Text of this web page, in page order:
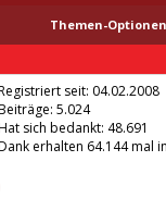
Themen-Optionen
seit: 04.02.2008
5.024
sich bedankt: 48.691
erhalten 64.144 mal